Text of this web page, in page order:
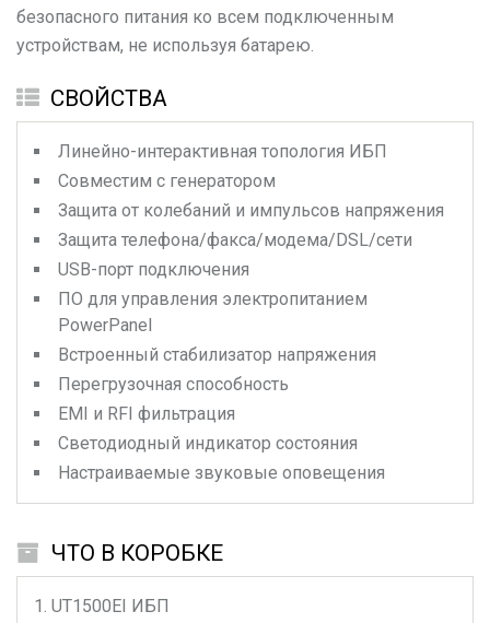
безопасного питания ко всем подключенным
устройствам, не используя батарею.
СВОЙСТВА
Линейно-интерактивная топология ИБП
Совместим с генератором
Защита от колебаний и импульсов напряжения
Защита телефона/факса/модема/DSL/сети
USB-порт подключения
ПО для управления электропитанием
PowerPanel
Встроенный стабилизатор напряжения
Перегрузочная способность
EMI и RFI фильтрация
Светодиодный индикатор состояния
Настраиваемые звуковые оповещения
ЧТО В КОРОБКЕ
UT1500EI ИБП